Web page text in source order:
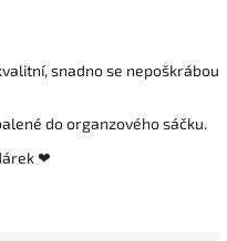
snadno se nepoškrábou
do organzového sáčku.
❤